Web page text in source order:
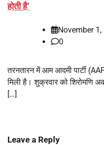
होती है’
November
0
तरनतारन में आम आदमी पार्टी
मिली है। शुक्रवार को शिरोमणि
[…]
Leave a Reply